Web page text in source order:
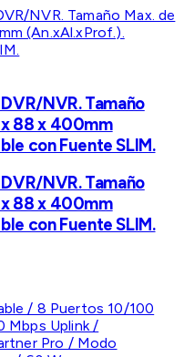
NVR. Tamaño
88 x 400mm
con Fuente SLIM.
NVR. Tamaño
88 x 400mm
con Fuente SLIM.